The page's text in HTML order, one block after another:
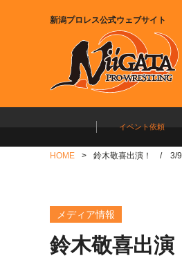
新潟プロレス公式ウェブサイト
イベント依頼
HOME 鈴木敬喜出演！ / 3/9(
メディア情報
鈴木敬喜出